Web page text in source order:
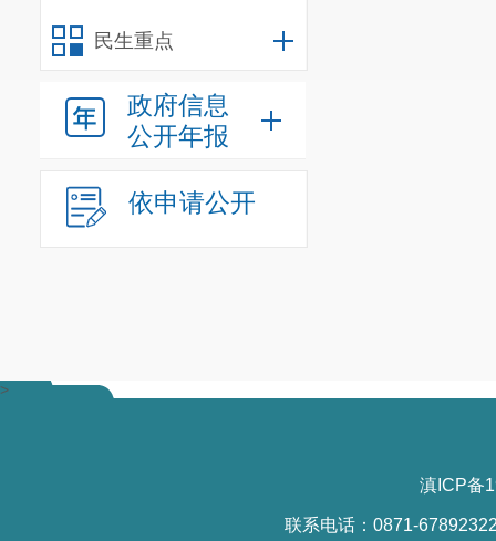
民生重点
政府信息
公开年报
依申请公开
>
滇ICP备
联系电话：0871-